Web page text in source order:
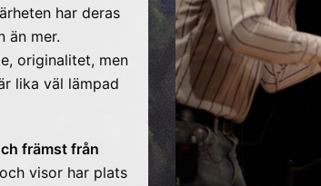
har deras
än mer.
originalitet, men
lika väl lämpad
främst från
visor har plats